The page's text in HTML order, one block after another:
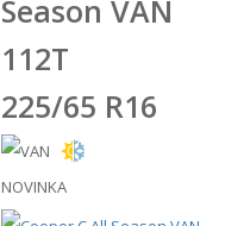
Season VAN
112T
225/65 R16
NOVINKA